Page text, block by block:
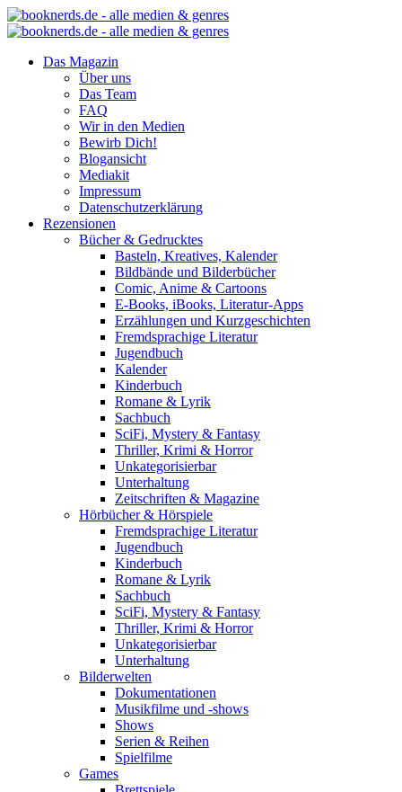
Das Magazin
Über uns
Das Team
FAQ
Wir in den Medien
Bewirb Dich!
Blogansicht
Mediakit
Impressum
Datenschutzerklärung
Rezensionen
Bücher & Gedrucktes
Basteln, Kreatives, Kalender
Bildbände und Bilderbücher
Comic, Anime & Cartoons
E-Books, iBooks, Literatur-Apps
Erzählungen und Kurzgeschichten
Fremdsprachige Literatur
Jugendbuch
Kalender
Kinderbuch
Romane & Lyrik
Sachbuch
SciFi, Mystery & Fantasy
Thriller, Krimi & Horror
Unkategorisierbar
Unterhaltung
Zeitschriften & Magazine
Hörbücher & Hörspiele
Fremdsprachige Literatur
Jugendbuch
Kinderbuch
Romane & Lyrik
Sachbuch
SciFi, Mystery & Fantasy
Thriller, Krimi & Horror
Unkategorisierbar
Unterhaltung
Bilderwelten
Dokumentationen
Musikfilme und -shows
Shows
Serien & Reihen
Spielfilme
Games